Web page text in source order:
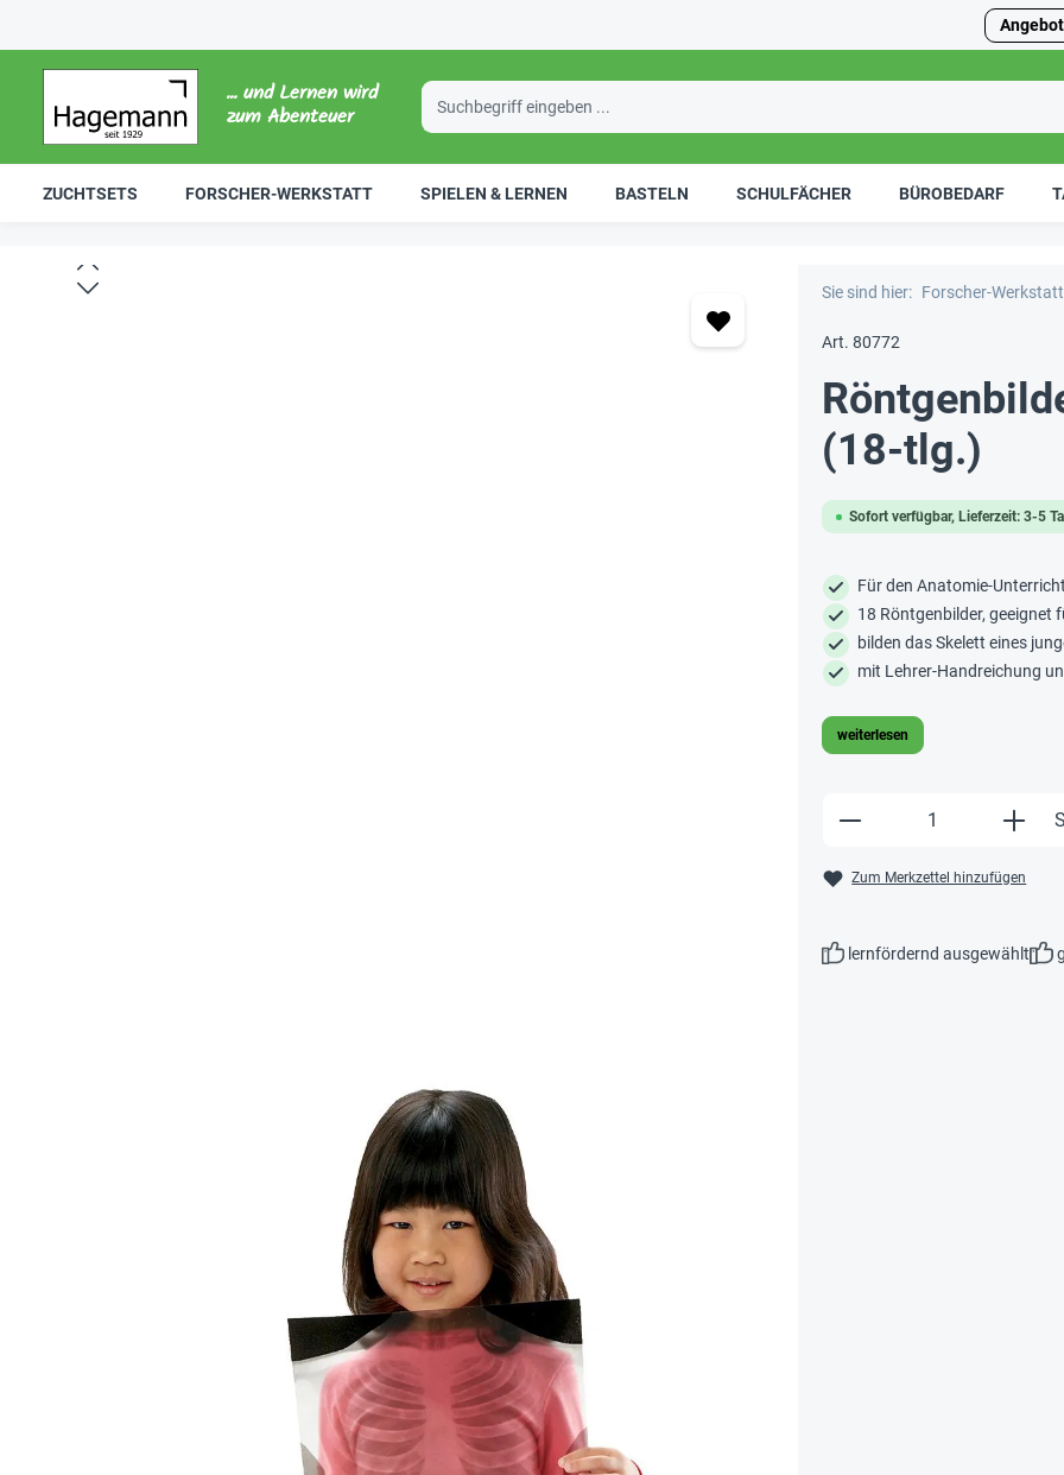
... und Lernen wird
zum Abenteuer
ZUCHTSETS FORSCHER-WERKSTATT SPIELEN & LERNEN BASTELN SCHULFÄCHER BÜROBEDARF
Sie sind hier: Forscher-Werkstatt
Art. 80772
(18-tlg.)
Sofort verfügbar, Lieferzeit: 3-5
Für den Anatomie-
18 Röntgenbilder, geeignet
bilden das Skelett eines
mit Lehrer-Handreichung
weiterlesen
Produkt Anzahl:
Zum Merkzettel hinzufügen
lernfördernd ausgewählt